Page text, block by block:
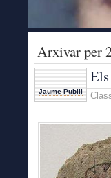
Arxivar per
Jaume Pubill